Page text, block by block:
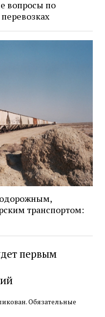
вопросы по
транспортом:
первым
Обязательные